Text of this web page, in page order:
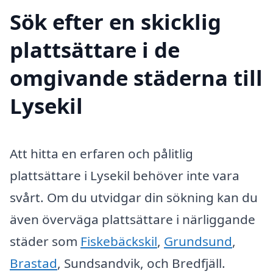
Sök efter en skicklig
plattsättare i de
omgivande städerna till
Lysekil
Att hitta en erfaren och pålitlig
plattsättare i Lysekil behöver inte vara
svårt. Om du utvidgar din sökning kan du
även överväga plattsättare i närliggande
städer som Fiskebäckskil, Grundsund,
Brastad, Sundsandvik, och Bredfjäll.